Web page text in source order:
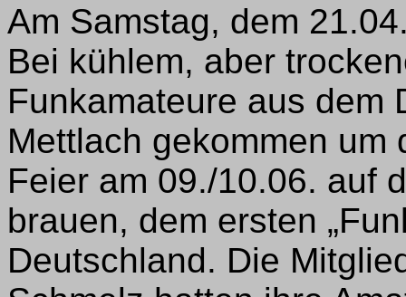
Am Samstag, dem
Bei kühlem, aber
Funkamateure aus dem
Mettlach gekommen
Feier am 09./10.06. auf
brauen, dem ersten
Deutschland. Die